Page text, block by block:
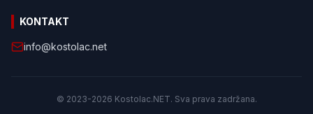
KONTAKT
info@kostolac.net
© 2023-2026 Kostolac.NET. Sva prava zadržana.